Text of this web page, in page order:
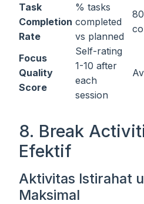
Task
Completion
Rate
% tasks
completed
vs planned
Focus
Quality
Score
Self-rating
1-10 after
each
session
8. Break
Efektif
Aktivitas Istirahat
Maksimal